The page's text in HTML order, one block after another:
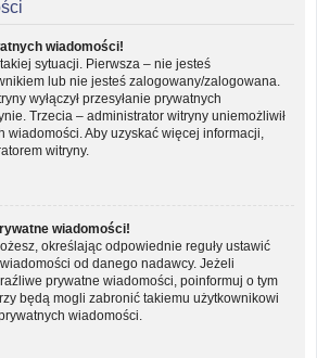
wiadomości!
sytuacji. Pierwsza – nie jesteś
lub nie jesteś zalogowany/zalogowana.
wyłączył przesyłanie prywatnych
Trzecia – administrator witryny uniemożliwił
wiadomości. Aby uzyskać więcej informacji,
witryny.
wiadomości!
określając odpowiednie reguły ustawić
od danego nadawcy. Jeżeli
prywatne wiadomości, poinformuj o tym
będą mogli zabronić takiemu użytkownikowi
wiadomości.